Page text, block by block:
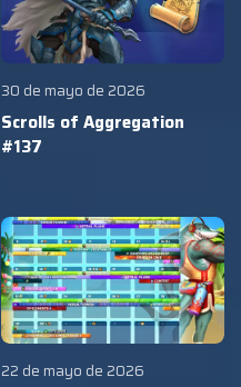
30 de mayo de 2026
Scrolls of Aggregation
#137
22 de mayo de 2026